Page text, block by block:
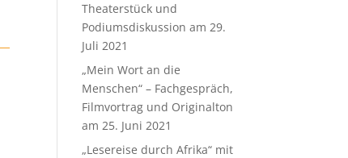
Theaterstück und
Podiumsdiskussion am 29.
Juli 2021
„Mein Wort an die
Menschen“ – Fachgespräch,
Filmvortrag und Originalton
am 25. Juni 2021
„Lesereise durch Afrika“ mit